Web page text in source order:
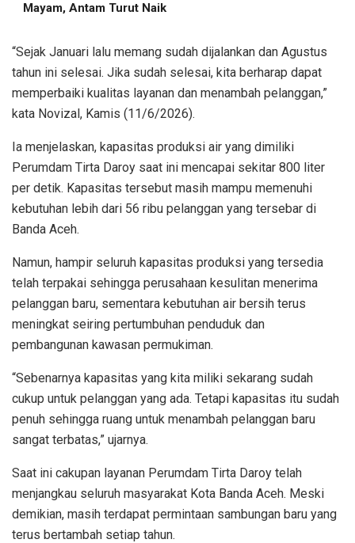
Mayam, Antam Turut Naik
“Sejak Januari lalu memang sudah dijalankan dan Agustus
tahun ini selesai. Jika sudah selesai, kita berharap dapat
memperbaiki kualitas layanan dan menambah pelanggan,”
kata Novizal, Kamis (11/6/2026).
Ia menjelaskan, kapasitas produksi air yang dimiliki
Perumdam Tirta Daroy saat ini mencapai sekitar 800 liter
per detik. Kapasitas tersebut masih mampu memenuhi
kebutuhan lebih dari 56 ribu pelanggan yang tersebar di
Banda Aceh.
Namun, hampir seluruh kapasitas produksi yang tersedia
telah terpakai sehingga perusahaan kesulitan menerima
pelanggan baru, sementara kebutuhan air bersih terus
meningkat seiring pertumbuhan penduduk dan
pembangunan kawasan permukiman.
“Sebenarnya kapasitas yang kita miliki sekarang sudah
cukup untuk pelanggan yang ada. Tetapi kapasitas itu sudah
penuh sehingga ruang untuk menambah pelanggan baru
sangat terbatas,” ujarnya.
Saat ini cakupan layanan Perumdam Tirta Daroy telah
menjangkau seluruh masyarakat Kota Banda Aceh. Meski
demikian, masih terdapat permintaan sambungan baru yang
terus bertambah setiap tahun.